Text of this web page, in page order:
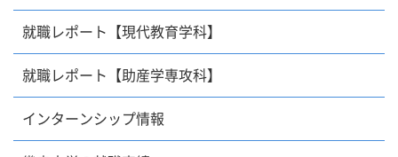
就職レポート【現代教育学科】
就職レポート【助産学専攻科】
インターンシップ情報